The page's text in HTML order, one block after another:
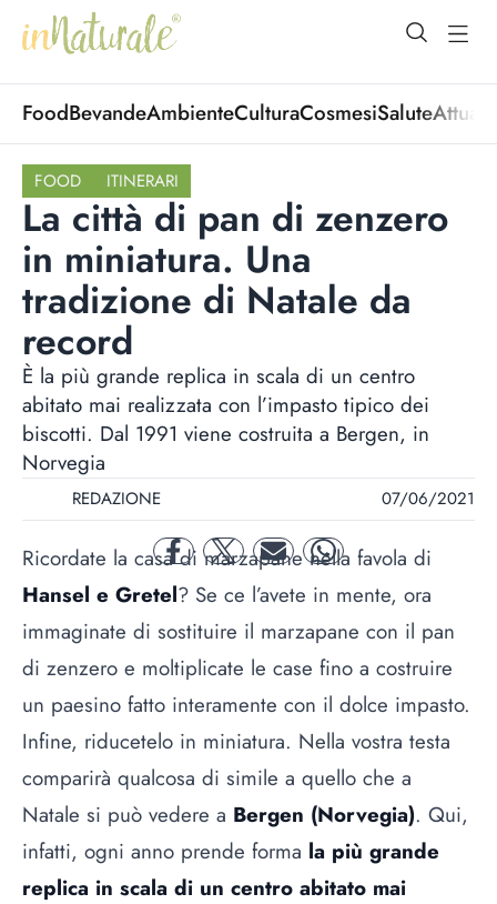
open
FoodBevandeAmbienteCulturaCosmesiSalute
FOOD ITINERARI
La città di pan di zenzero
in miniatura. Una
tradizione di Natale da
record
È la più grande replica in scala di un centro
abitato mai realizzata con l’impasto tipico dei
biscotti. Dal 1991 viene costruita a Bergen, in
Norvegia
REDAZIONE 07/06/2021
facebooktwitter mail whatsapp
Ricordate la casa di marzapane nella favola di
Hansel e Gretel? Se ce l’avete in mente, ora
immaginate di sostituire il marzapane con il pan
di zenzero e moltiplicate le case fino a costruire
un paesino fatto interamente con il dolce impasto.
Infine, riducetelo in miniatura. Nella vostra testa
comparirà qualcosa di simile a quello che a
Natale si può vedere a Bergen (Norvegia). Qui,
infatti, ogni anno prende forma la più grande
replica in scala di un centro abitato mai